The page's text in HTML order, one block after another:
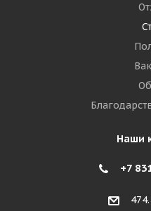
Наши
+7